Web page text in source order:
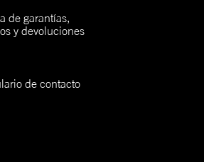
de garantías,
y devoluciones
de contacto